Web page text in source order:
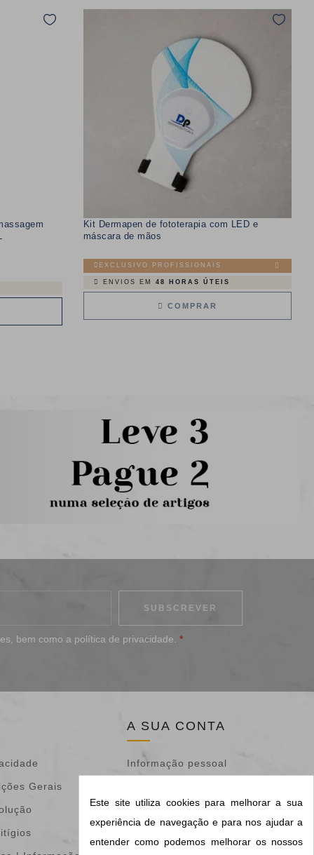
Kit Dermapen de fototerapia com LED e
máscara de mãos
EXCLUSIVO PROFISSIONAIS
ENVIOS EM 48 HORAS ÚTEIS
COMPRAR
, bem como a política de privacidade *
Gerais
A SUA CONTA
Informação pessoal
mercadoria
Este site utiliza cookies para melhorar a sua
experiência de navegação e para nos ajudar a
entender como podemos melhorar os nossos